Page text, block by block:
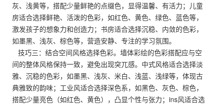
灰、浅黄等，搭配少量鲜艳的点缀色，显得温馨、有活力；儿童
房适合选择鲜艳、活泼的色彩，如红色、黄色、绿色、蓝色等，
激发孩子的想象力和创造力；书房适合选择沉稳、内敛的色彩，
如墨黑、浅灰、棕色等，营造安静、专注的学习氛围。
技巧三：结合空间风格选择色彩。墙体彩绘的色彩搭配应与空
间的整体风格保持一致，避免出现突兀感。中式风格适合选择淡
雅、沉稳的色彩，如墨黑、浅灰、米白、浅蓝、浅绿等，体现古
典雅致的韵味；工业风适合选择深色系，如黑色、灰色、棕色，
搭配少量亮色（如红色、黄色），凸显个性与张力；ins风适合选